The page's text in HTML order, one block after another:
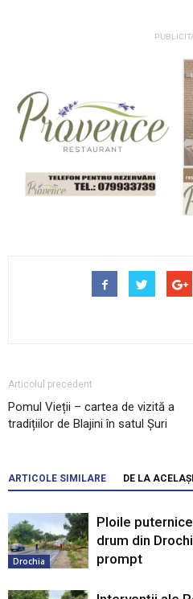
Articolul precedent
Pomul Vieții – cartea de vizită a
tradițiilor de Blajini în satul Șuri
ARTICOLE SIMILARE DE LA
Drochia
Ploile
drum din
prompt